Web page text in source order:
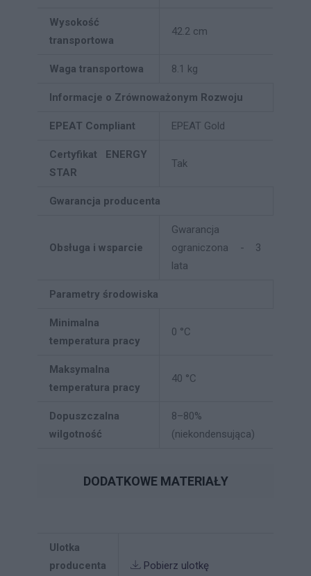
Wysokość
transportowa
42.2 cm
Waga transportowa 8.1 kg
Informacje o Zrównoważonym Rozwoju
EPEAT Compliant EPEAT Gold
Certyfikat ENERGY
STAR
Tak
Gwarancja producenta
Obsługa i wsparcie
Gwarancja
ograniczona - 3
lata
Parametry środowiska
Minimalna
temperatura pracy
0 °C
Maksymalna
temperatura pracy
40 °C
Dopuszczalna
wilgotność
8–80%
(niekondensująca)
DODATKOWE MATERIAŁY
Ulotka
producenta
Pobierz ulotkę